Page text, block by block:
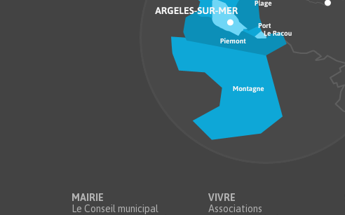
MAIRIE
Le Conseil municipal
VIVRE
Associations